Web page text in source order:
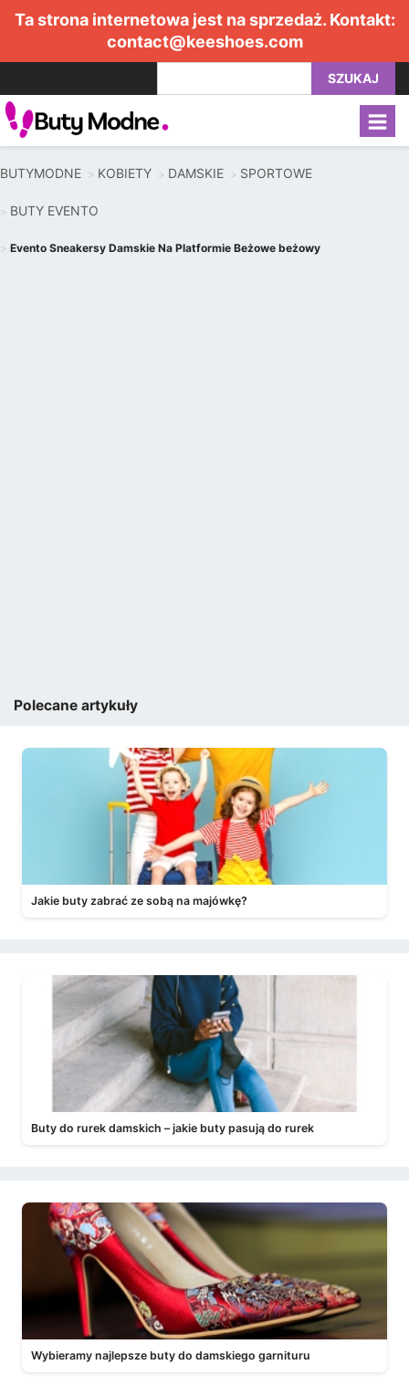
Ta strona internetowa jest na sprzedaż. Kontakt:
contact@keeshoes.com
SZUKAJ
BUTYMODNE KOBIETY DAMSKIE SPORTOWE
BUTY EVENTO
Evento Sneakersy Damskie Na Platformie Beżowe beżowy
Polecane artykuły
Jakie buty zabrać ze sobą na majówkę?
Buty do rurek damskich – jakie buty pasują do rurek
Wybieramy najlepsze buty do damskiego garnituru